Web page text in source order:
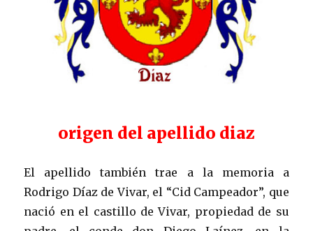
origen del apellido diaz
El apellido también trae a la memoria a
Rodrigo Díaz de Vivar, el “Cid Campeador”, que
nació en el castillo de Vivar, propiedad de su